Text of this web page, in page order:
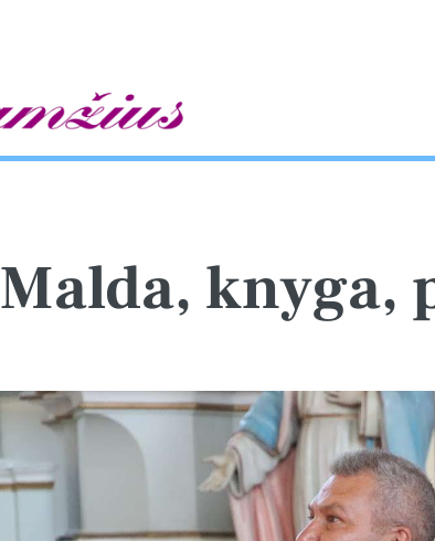
Malda, knyga,